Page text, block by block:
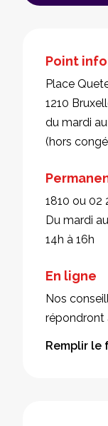
Point info
Place
1210
du mardi
(hors
1810 ou 02
Du mardi
14h à 16h
En ligne
Nos
répondront
Remplir le